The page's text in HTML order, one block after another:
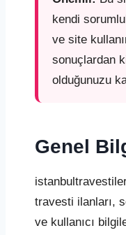
kendi
ve site
sonuçlardan
olduğunuzu
Genel
travesti ilanları,
ve kullanıcı